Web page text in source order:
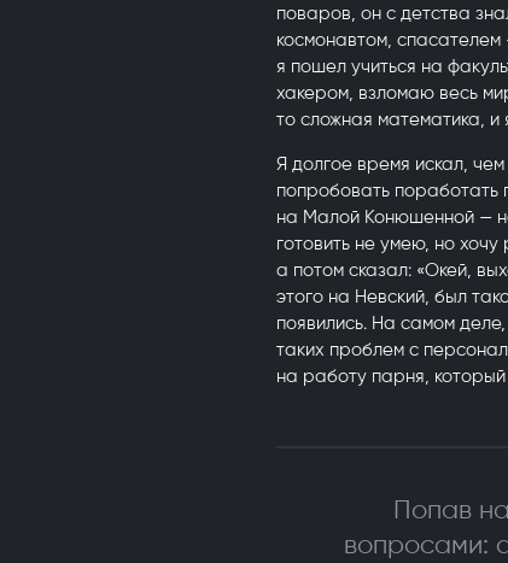
поваров, он с детства
космонавтом,
я пошел учиться на
хакером, взломаю весь
то сложная математика, и
Я долгое время искал,
попробовать
на Малой Конюшенной —
готовить не умею, но
а потом сказал: «Окей,
этого на Невский, был
появились. На самом
таких проблем с
на работу парня,
Попав
вопросами: